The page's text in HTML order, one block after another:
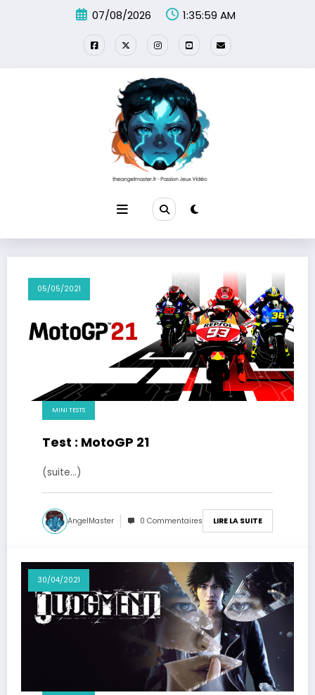
07/08/2026 1:35:59 AM
05/05/2021
MINI TESTS
Test : MotoGP 21
(suite…)
AngelMaster 0 Commentaires LIRE LA SUITE
30/04/2021